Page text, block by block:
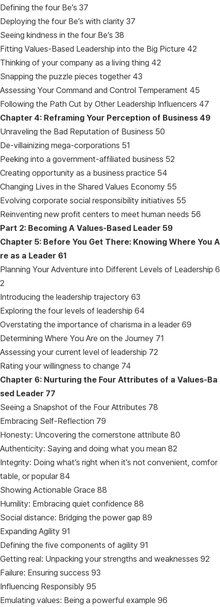
Defining the four Be’s 37
Deploying the four Be’s with clarity 37
Seeing kindness in the four Be’s 38
Fitting Values-Based Leadership into the Big Picture 42
Thinking of your company as a living thing 42
Snapping the puzzle pieces together 43
Assessing Your Command and Control Temperament 45
Following the Path Cut by Other Leadership Influencers 47
Chapter 4: Reframing Your Perception of Business 49
Unraveling the Bad Reputation of Business 50
De-villainizing mega-corporations 51
Peeking into a government-affiliated business 52
Creating opportunity as a business practice 54
Changing Lives in the Shared Values Economy 55
Evolving corporate social responsibility initiatives 55
Reinventing new profit centers to meet human needs 56
Part 2: Becoming A Values-Based Leader 59
Chapter 5: Before You Get There: Knowing Where You A
re as a Leader 61
Planning Your Adventure into Different Levels of Leadership 6
2
Introducing the leadership trajectory 63
Exploring the four levels of leadership 64
Overstating the importance of charisma in a leader 69
Determining Where You Are on the Journey 71
Assessing your current level of leadership 72
Rating your willingness to change 74
Chapter 6: Nurturing the Four Attributes of a Values-Ba
sed Leader 77
Seeing a Snapshot of the Four Attributes 78
Embracing Self-Reflection 79
Honesty: Uncovering the cornerstone attribute 80
Authenticity: Saying and doing what you mean 82
Integrity: Doing what’s right when it’s not convenient, comfor
table, or popular 84
Showing Actionable Grace 88
Humility: Embracing quiet confidence 88
Social distance: Bridging the power gap 89
Expanding Agility 91
Defining the five components of agility 91
Getting real: Unpacking your strengths and weaknesses 92
Failure: Ensuring success 93
Influencing Responsibly 95
Emulating values: Being a powerful example 96